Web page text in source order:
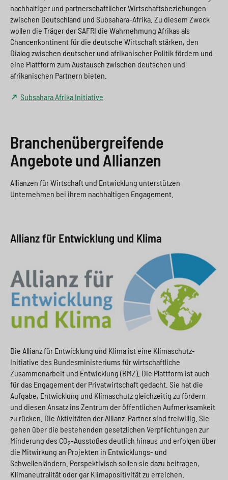
nachhaltiger und partnerschaftlicher Wirtschaftsbeziehungen
zwischen Deutschland und Subsahara-Afrika. Zu diesem Zweck
wollen die Träger der SAFRI die Wahrnehmung Afrikas als
Chancenkontinent für die deutsche Wirtschaft stärken, den
Dialog zwischen deutscher und afrikanischer Politik fördern und
eine Plattform zum Austausch zwischen deutschen und
afrikanischen Partnern bieten.
Subsahara Afrika Initiative
Branchenübergreifende
Angebote und Allianzen
Allianzen für Wirtschaft und Entwicklung unterstützen
Unternehmen bei ihrem nachhaltigen Engagement.
Allianz für Entwicklung und Klima
Die Allianz für Entwicklung und Klima ist eine Klimaschutz-
Initiative des Bundesministeriums für wirtschaftliche
Zusammenarbeit und Entwicklung (BMZ). Die Plattform ist auch
für das Engagement der Privatwirtschaft gedacht. Sie hat die
Aufgabe, Entwicklung und Klimaschutz gleichzeitig zu fördern
und diesen Ansatz ins Zentrum der öffentlichen Aufmerksamkeit
zu rücken. Die Aktivitäten der Allianz-Partner sind freiwillig. Sie
gehen über die bestehenden gesetzlichen Verpflichtungen zur
Minderung des CO2-Ausstoßes deutlich hinaus und erfolgen über
die Mitwirkung an Projekten in Entwicklungs- und
Schwellenländern. Perspektivisch sollen sie dazu beitragen,
Klimaneutralität oder gar Klimapositivität zu erreichen.